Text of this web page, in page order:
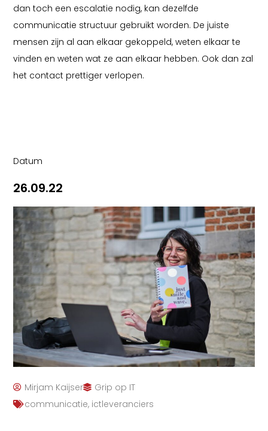
dan toch een escalatie nodig, kan dezelfde
communicatie structuur gebruikt worden. De juiste
mensen zijn al aan elkaar gekoppeld, weten elkaar te
vinden en weten wat ze aan elkaar hebben. Ook dan zal
het contact prettiger verlopen.
Datum
26.09.22
Mirjam Kaijser
Grip op IT
communicatie, ictleveranciers